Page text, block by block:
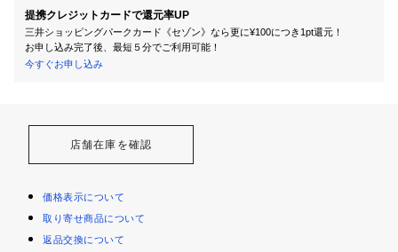
提携クレジットカードで還元率UP
三井ショッピングパークカード《セゾン》なら更に¥100につき1pt還元！
お申し込み完了後、最短５分でご利用可能！
今すぐお申し込み
店舗在庫を確認
価格表示について
取り寄せ商品について
返品交換について